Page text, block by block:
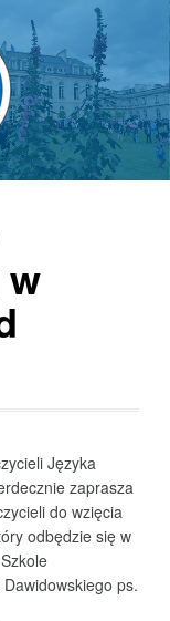
Języka
zaprasza
do wzięcia
odbędzie się w
ps.